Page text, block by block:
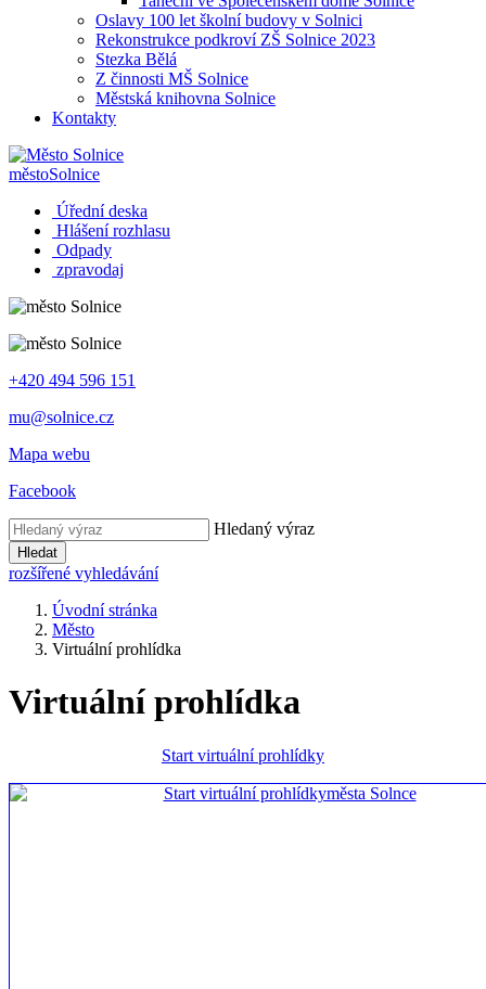
Oslavy 100 let školní budovy v Solnici
Rekonstrukce podkroví ZŠ Solnice 2023
Stezka Bělá
Z činnosti MŠ Solnice
Městská knihovna Solnice
Kontakty
městoSolnice
Úřední deska
Hlášení rozhlasu
Odpady
zpravodaj
+420 494 596 151
mu@solnice.cz
Mapa webu
Facebook
Hledaný výraz
Hledat
rozšířené vyhledávání
Úvodní stránka
Město
Virtuální prohlídka
Virtuální prohlídka
Start virtuální prohlídky